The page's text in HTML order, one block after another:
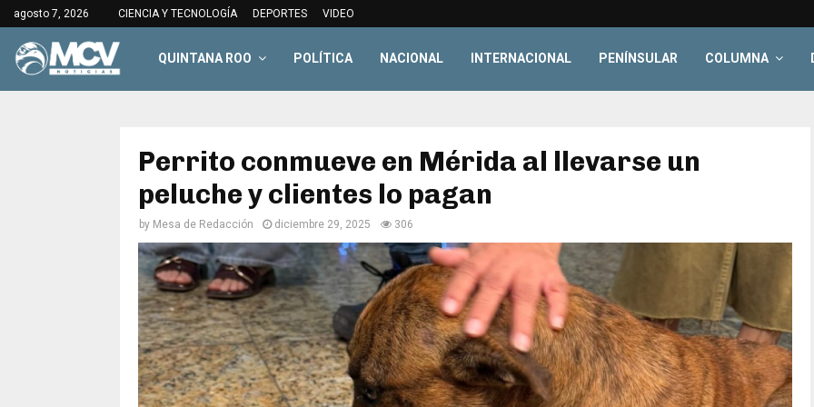
agosto 7, 2026 CIENCIA Y TECNOLOGÍA DEPORTES VIDEO
QUINTANA ROO POLÍTICA NACIONAL INTERNACIONAL PENÍNSULAR COLUMNA
Perrito conmueve en Mérida al llevarse un
peluche y clientes lo pagan
by Mesa de Redacción diciembre 29, 2025 306